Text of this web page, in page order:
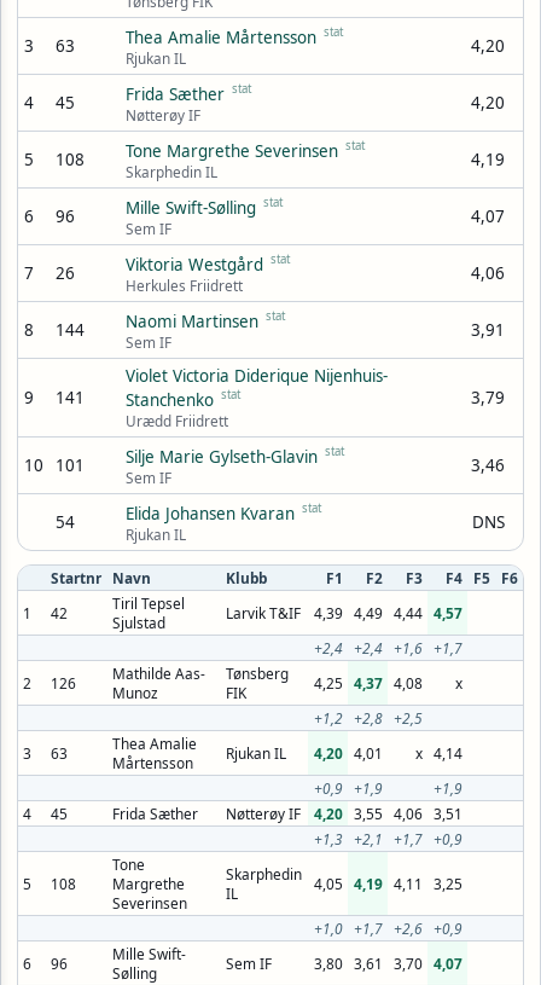
3 63 Thea Amalie Mårtensson stat
Rjukan IL
4,20
4 45 Frida Sæther stat
Nøtterøy IF
4,20
5 108 Tone Margrethe Severinsen stat
Skarphedin IL
4,19
6 96 Mille Swift-Sølling stat
Sem IF
4,07
7 26 Viktoria Westgård stat
Herkules Friidrett
4,06
8 144 Naomi Martinsen stat
Sem IF
3,91
9 141
Violet Victoria Diderique Nijenhuis-
Stanchenko stat
Urædd Friidrett
3,79
10 101 Silje Marie Gylseth-Glavin stat
Sem IF
3,46
54 Elida Johansen Kvaran stat
Rjukan IL
DNS
Startnr Navn Klubb F1 F2 F3 F4 F5
F6
1
42
Tiril Tepsel
Sjulstad
Larvik T&IF 4,39 4,49 4,44 4,57
+2,4 +2,4 +1,6 +1,7
2
126
Mathilde Aas-
Munoz
Tønsberg
FIK
4,25 4,37 4,08
x
+1,2 +2,8 +2,5
3
63
Thea Amalie
Mårtensson
Rjukan IL 4,20 4,01 x 4,14
+0,9 +1,9
+1,9
4
45 Frida Sæther Nøtterøy IF 4,20 3,55 4,06 3,51
+1,3
+2,1 +1,7 +0,9
5 108
Tone
Margrethe
Severinsen
Skarphedin
IL
4,05 4,19 4,11 3,25
+1,0 +1,7 +2,6 +0,9
6
96
Mille Swift-
Sølling
Sem IF 3,80 3,61 3,70 4,07